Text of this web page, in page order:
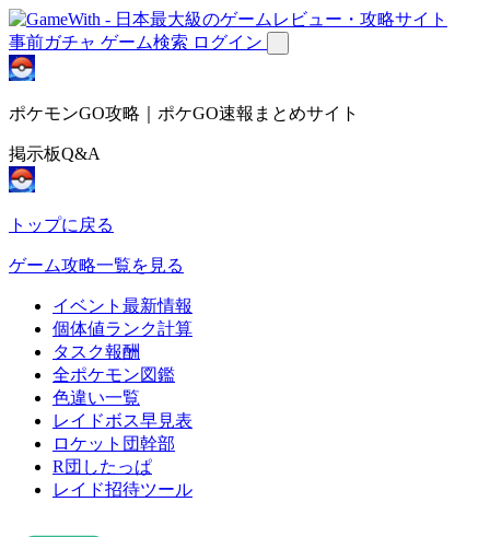
事前ガチャ ゲーム検索 ログイン
ポケモンGO攻略｜ポケGO速報まとめサイト
掲示板Q&A
トップに戻る
ゲーム攻略一覧を見る
イベント最新情報
個体値ランク計算
タスク報酬
全ポケモン図鑑
色違い一覧
レイドボス早見表
ロケット団幹部
R団したっぱ
レイド招待ツール